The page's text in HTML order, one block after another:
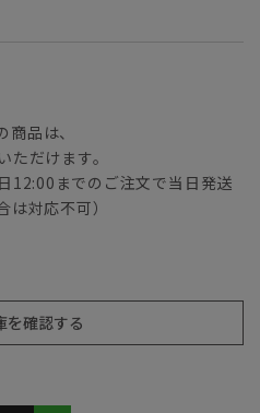
商品は、
だけます。
12:00までのご注文で当日発送
対応不可）